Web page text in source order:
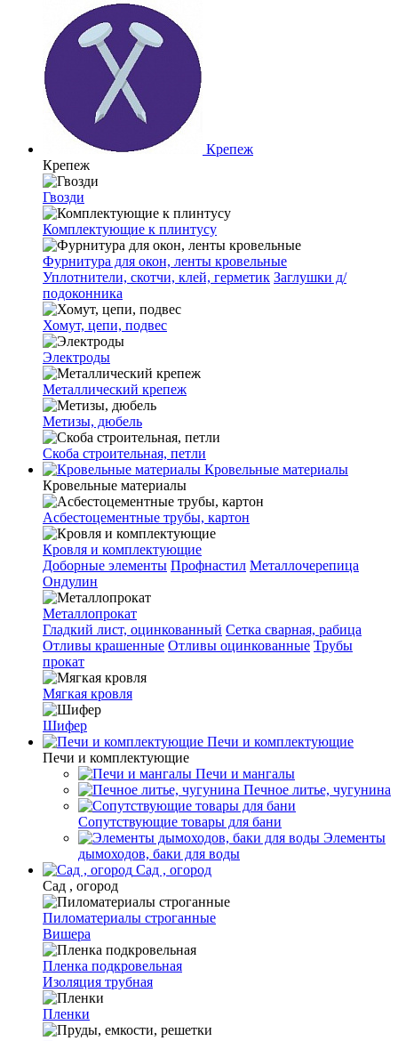
Крепеж
Крепеж
Гвозди
Комплектующие к плинтусу
Фурнитура для окон, ленты кровельные
Уплотнители, скотчи, клей, герметик Заглушки д/
подоконника
Хомут, цепи, подвес
Электроды
Металлический крепеж
Метизы, дюбель
Скоба строительная, петли
Кровельные материалы
Кровельные материалы
Асбестоцементные трубы, картон
Кровля и комплектующие
Доборные элементы Профнастил Металлочерепица
Ондулин
Металлопрокат
Гладкий лист, оцинкованный Сетка сварная, рабица
Отливы крашенные Отливы оцинкованные Трубы
прокат
Мягкая кровля
Шифер
Печи и комплектующие
Печи и комплектующие
Печи и мангалы
Печное литье, чугунина
Сопутствующие товары для бани
Элементы
дымоходов, баки для воды
Сад , огород
Сад , огород
Пиломатериалы строганные
Вишера
Пленка подкровельная
Изоляция трубная
Пленки